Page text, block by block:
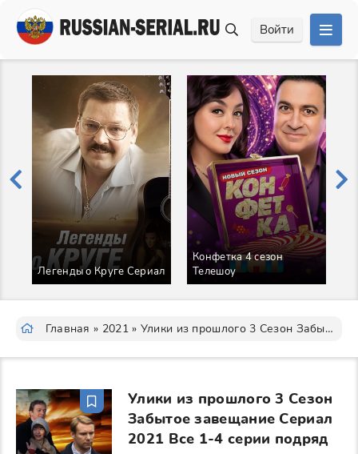
Войти
Легенды о Круге Сериал
Конфетка 4 сезон
Телешоу
Главная » 2021» Улики из прошлого 3 Сезон Забытое завещание Сериал
Улики из прошлого 3 Сезон
Забытое завещание Сериал
2021 Все 1-4 серии подряд